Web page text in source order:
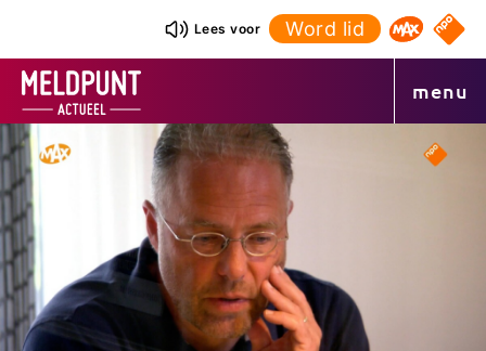
inhoud
Lees voor Word lid Omroep
NPO
menu